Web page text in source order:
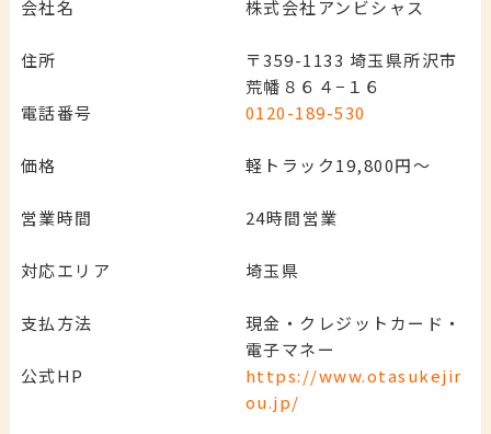
会社名 株式会社アンビシャス
住所
〒359-1133 埼玉県所沢市
荒幡８６４−１６
電話番号
0120-189-530
価格 軽トラック19,800円～
営業時間 24時間営業
対応エリア 埼玉県
支払方法
現金・クレジットカード・
電子マネー
公式HP
https://www.otasukejir
ou.jp/